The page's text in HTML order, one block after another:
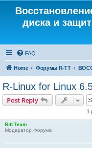
диска и
FAQ
Home Форумы R-TT
R-Linux for Linux
Post Reply
1
R-tt Team
Модератор Форума